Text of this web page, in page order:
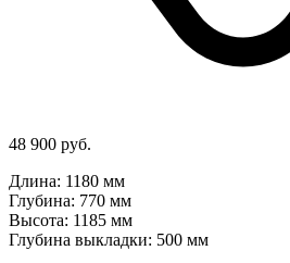
48 900 руб.
Длина: 1180 мм
Глубина: 770 мм
Высота: 1185 мм
Глубина выкладки: 500 мм